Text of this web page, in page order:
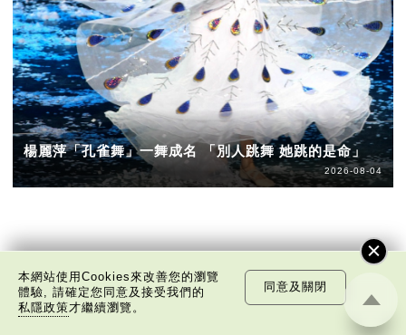
楊麗萍「孔雀舞」一舞成名 「別人跳舞 她跳的是命」
2026-08-04
本網站使用Cookies來改善您的瀏覽
體驗, 請確定您同意及接受我們的
私隱政策才繼續瀏覽。
同意及關閉